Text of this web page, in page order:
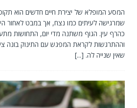
המסע המופלא של יצירת חיים חדשים הוא
שמרגישה לעיתים כמו נצח, אך במבט לאחור
כהרף עין. הגוף משתנה מדי יום, התחושות
וההתרגשות לקראת המפגש עם התינוק בונה
שאין שנייה לה. [...]